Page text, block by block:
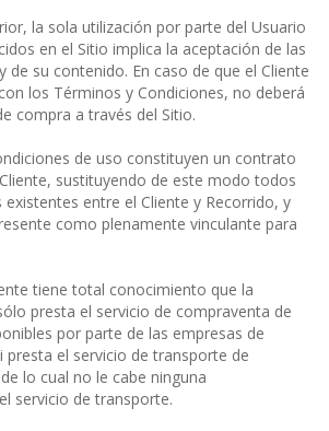
la sola utilización por parte del Usuario
en el Sitio implica la aceptación de las
de su contenido. En caso de que el Cliente
los Términos y Condiciones, no deberá
compra a través del Sitio.
de uso constituyen un contrato
sustituyendo de este modo todos
entre el Cliente y Recorrido, y
como plenamente vinculante para
tiene total conocimiento que la
presta el servicio de compraventa de
por parte de las empresas de
presta el servicio de transporte de
lo cual no le cabe ninguna
servicio de transporte.